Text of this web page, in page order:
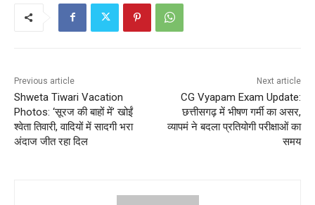
Previous article
Shweta Tiwari Vacation
Photos: ‘सूरज की बाहों में’ खोईं
श्वेता तिवारी, वादियों में सादगी भरा
अंदाज जीत रहा दिल
Next article
CG Vyapam Exam Update:
छत्तीसगढ़ में भीषण गर्मी का असर,
व्यापमं ने बदला प्रतियोगी परीक्षाओं का
समय